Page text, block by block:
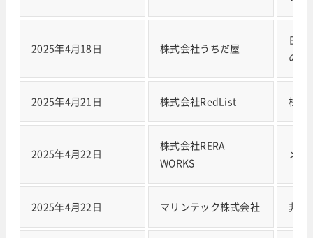
2025年4月18日 株式会社うちだ屋
日本
の）
2025年4月21日 株式会社RedList 株式
2025年4月22日
株式会社RERA
WORKS
メデ
2025年4月22日 マリンテック株式会社 非公